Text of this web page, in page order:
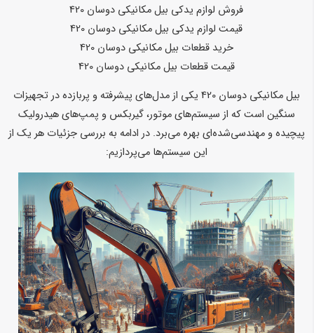
فروش لوازم یدکی بیل مکانیکی دوسان 420
قیمت لوازم یدکی بیل مکانیکی دوسان 420
خرید قطعات بیل مکانیکی دوسان 420
قیمت قطعات بیل مکانیکی دوسان 420
بیل مکانیکی دوسان 420 یکی از مدل‌های پیشرفته و پربازده در تجهیزات
سنگین است که از سیستم‌های موتور، گیربکس و پمپ‌های هیدرولیک
پیچیده و مهندسی‌شده‌ای بهره می‌برد. در ادامه به بررسی جزئیات هر یک از
این سیستم‌ها می‌پردازیم: